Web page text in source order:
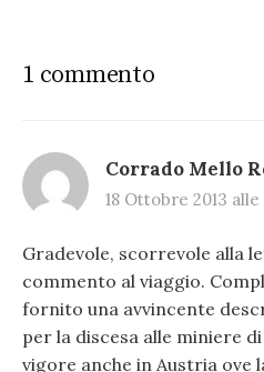
1 commento
Corrado Mello
18 Ottobre 2013 alle
Gradevole, scorrevole alla
commento al viaggio.
fornito una avvincente
per la discesa alle miniere
vigore anche in Austria ove